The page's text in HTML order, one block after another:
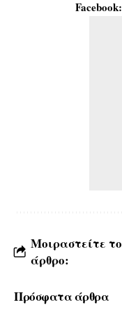
Facebook:
Μοιραστείτε το
άρθρο:
Πρόσφατα άρθρα